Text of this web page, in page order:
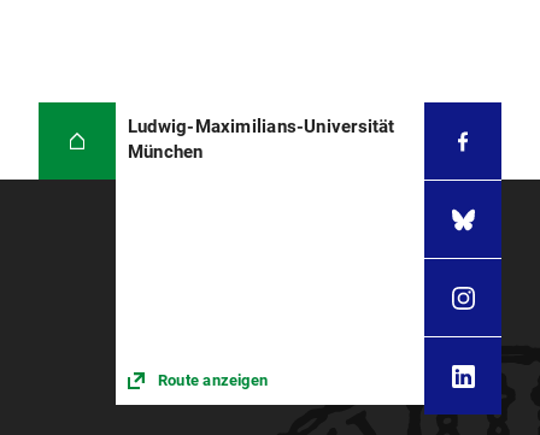
Ludwig-Maximilians-Universität
München
Route anzeigen